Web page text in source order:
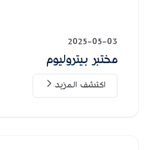
2025-05-03
مختبر بيتروليوم
اكتشف المزيد